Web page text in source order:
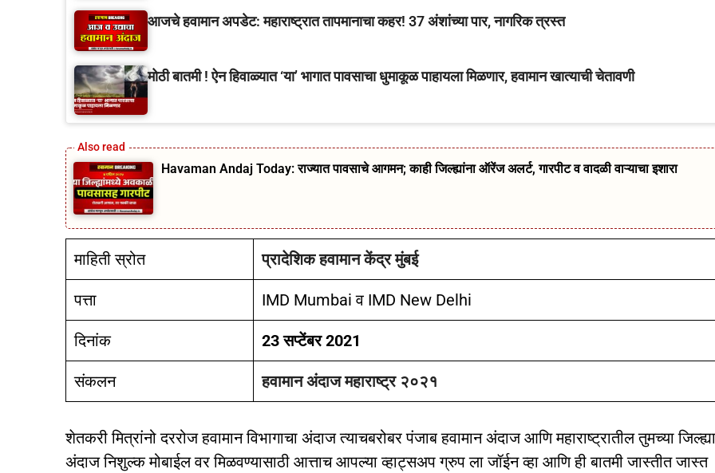
आजचे हवामान अपडेट: महाराष्ट्रात तापमानाचा कहर! 37 अंशांच्या पार, नागरिक त्रस्त
मोठी बातमी ! ऐन हिवाळ्यात ‘या’ भागात पावसाचा धुमाकूळ पाहायला मिळणार, हवामान खात्याची चेतावणी
Havaman Andaj Today: राज्यात पावसाचे आगमन; काही जिल्ह्यांना ऑरेंज अलर्ट, गारपीट व वादळी वाऱ्याचा इशारा
माहिती स्रोत प्रादेशिक हवामान केंद्र मुंबई
पत्ता IMD Mumbai व IMD New Delhi
दिनांक 23 सप्टेंबर 2021
संकलन हवामान अंदाज महाराष्ट्र २०२१
शेतकरी मित्रांनो दररोज हवामान विभागाचा अंदाज त्याचबरोबर पंजाब हवामान अंदाज आणि महाराष्ट्रातील तुमच्या
अंदाज निशुल्क मोबाईल वर मिळवण्यासाठी आत्ताच आपल्या व्हाट्सअप ग्रुप ला जॉईन व्हा आणि ही बातमी जास्तीत जास्त